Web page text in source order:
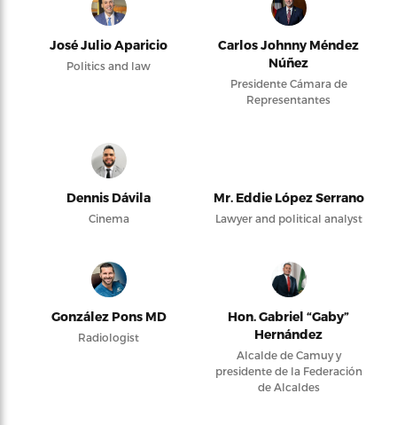
José Julio Aparicio
Politics and law
Carlos Johnny Méndez
Núñez
Presidente Cámara de
Representantes
Dennis Dávila
Cinema
Mr. Eddie López Serrano
Lawyer and political analyst
González Pons MD
Radiologist
Hon. Gabriel “Gaby”
Hernández
Alcalde de Camuy y
presidente de la Federación
de Alcaldes